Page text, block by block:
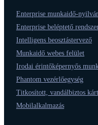
Enterprise munkaidő-
Enterprise beléptető
Intelligens beosztástervező
Munkaidő webes felület
Irodai érintőképernyős
Phantom vezérlőegység
Titkosított, vandálbiztos
Mobilalkalmazás